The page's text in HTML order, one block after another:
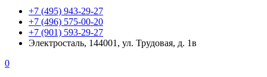
+7 (495) 943-29-27
+7 (496) 575-00-20
+7 (901) 593-29-27
Электросталь, 144001, ул. Трудовая, д. 1в
0